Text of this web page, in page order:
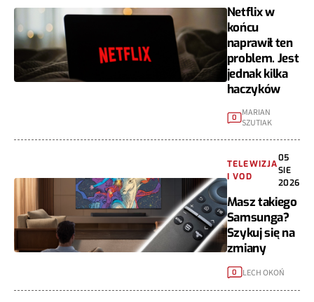
Netflix w
końcu
naprawił ten
problem. Jest
jednak kilka
haczyków
0
MARIAN
SZUTIAK
TELEWIZJA
I VOD
05
SIE
2026
Masz takiego
Samsunga?
Szykuj się na
zmiany
0 LECH OKOŃ